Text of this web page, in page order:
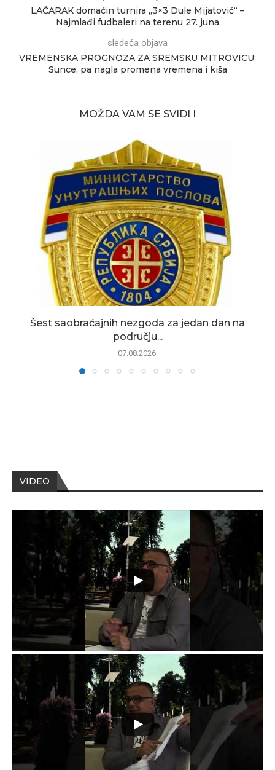
LAĆARAK domaćin turnira „3×3 Dule Mijatović“ –
Najmlađi fudbaleri na terenu 27. juna
sledeća objava
VREMENSKA PROGNOZA ZA SREMSKU MITROVICU:
Sunce, pa nagla promena vremena i kiša
MOŽDA VAM SE SVIDI I
Šest saobraćajnih nezgoda za jedan dan na
području...
07.08.2026.
VIDEO